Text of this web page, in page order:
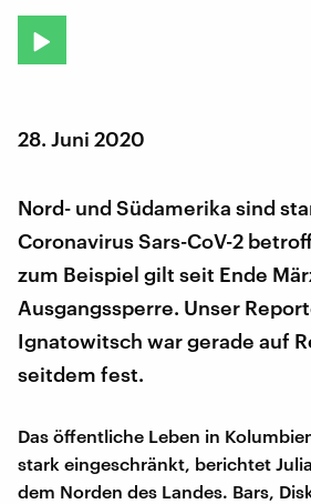
28. Juni 2020
Nord- und Südamerika sind
Coronavirus Sars-CoV-2
zum Beispiel gilt seit Ende
Ausgangssperre. Unser
Ignatowitsch war gerade auf
seitdem fest.
Das öffentliche Leben in
stark eingeschränkt, berichtet
dem Norden des Landes. Bars,